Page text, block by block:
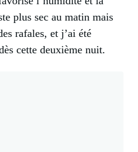
plus sec au matin mais
rafales, et j’ai été
cette deuxième nuit.